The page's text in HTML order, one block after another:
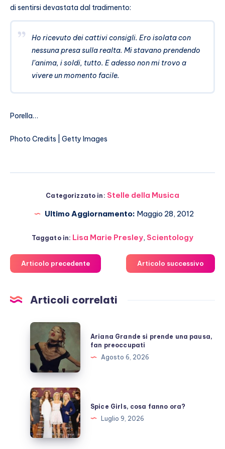
di sentirsi devastata dal tradimento:
Ho ricevuto dei cattivi consigli. Ero isolata con
nessuna presa sulla realta. Mi stavano prendendo
l’anima, i soldi, tutto. E adesso non mi trovo a
vivere un momento facile.
Porella…
Photo Credits | Getty Images
Categorizzato in: Stelle della Musica
Ultimo Aggiornamento: Maggio 28, 2012
Taggato in: Lisa Marie Presley, Scientology
Articolo precedente Articolo successivo
Articoli correlati
Ariana
Grande
si
prende
una
pausa,
fan
preoccupati
Ariana Grande si prende una pausa,
fan preoccupati
Agosto 6, 2026
Spice
Girls,
cosa
fanno
ora?
Spice Girls, cosa fanno ora?
Luglio 9, 2026